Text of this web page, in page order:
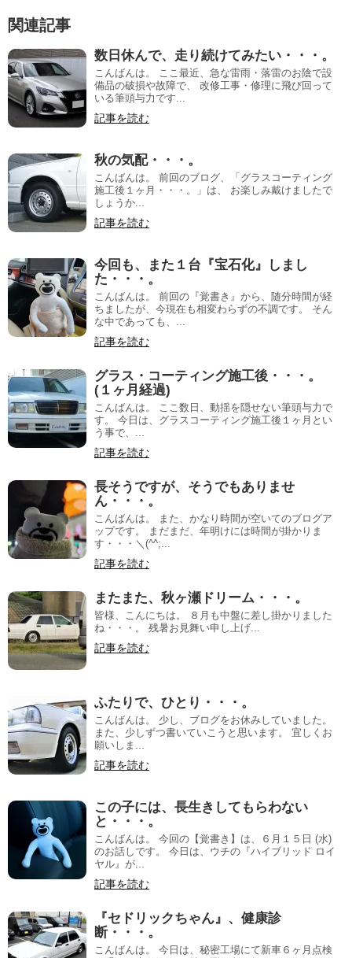
関連記事
数日休んで、走り続けてみたい・・・。
こんばんは。 ここ最近、急な雷雨・落雷のお陰で設
備品の破損や故障で、 改修工事・修理に飛び回って
いる筆頭与力です...
記事を読む
秋の気配・・・。
こんばんは。 前回のブログ、「グラスコーティング
施工後１ヶ月・・・。」は、 お楽しみ戴けましたで
しょうか...
記事を読む
今回も、また１台『宝石化』しまし
た・・・。
こんばんは。 前回の『覚書き』から、随分時間が経
ちましたが、今現在も相変わらずの不調です。 そん
な中であっても、...
記事を読む
グラス・コーティング施工後・・・。
(１ヶ月経過)
こんばんは。 ここ数日、動揺を隠せない筆頭与力で
す。 今日は、グラスコーティング施工後１ヶ月とい
う事で、...
記事を読む
長そうですが、そうでもありませ
ん・・・。
こんばんは。 また、かなり時間が空いてのブログア
ップです。 まだまだ、年明けには時間が掛かりま
す・・・＼(^^;...
記事を読む
またまた、秋ヶ瀬ドリーム・・・。
皆様、こんにちは。 ８月も中盤に差し掛かりました
ね・・・。 残暑お見舞い申し上げ...
記事を読む
ふたりで、ひとり・・・。
こんばんは。 少し、ブログをお休みしていました。
また、少しずつ書いていこうと思います。 宜しくお
願いしま...
記事を読む
この子には、長生きしてもらわない
と・・・。
こんばんは。 今回の【覚書き】は、６月１５日 (水)
のお話しです。 今日は、ウチの『ハイブリッド ロイ
ヤル』が...
記事を読む
『セドリックちゃん』、健康診
断・・・。
こんばんは。 今日は、秘密工場にて新車６ヶ月点検